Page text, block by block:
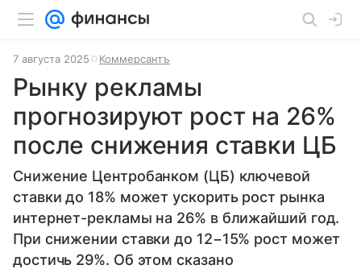
7 августа 2025 Коммерсантъ
Рынку рекламы
прогнозируют рост на 26%
после снижения ставки ЦБ
Снижение Центробанком (ЦБ) ключевой
ставки до 18% может ускорить рост рынка
интернет-рекламы на 26% в ближайший год.
При снижении ставки до 12−15% рост может
достичь 29%. Об этом сказано